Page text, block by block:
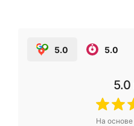
5.0 5.0
5.0
На основе